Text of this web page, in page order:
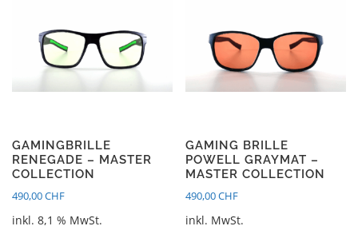
GAMINGBRILLE
RENEGADE – MASTER
COLLECTION
490,00CHF
inkl. 8,1 % MwSt.
GAMING BRILLE
POWELL GRAYMAT –
MASTER COLLECTION
490,00CHF
inkl. MwSt.